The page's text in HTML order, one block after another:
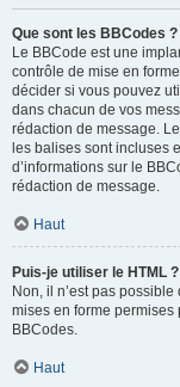
Que sont les BBCodes ?
Le BBCode est une
contrôle de mise en
décider si vous pouvez
dans chacun de vos
rédaction de message.
les balises sont incluses
d’informations sur le
rédaction de message.
Haut
Puis-je utiliser le HTML ?
Non, il n’est pas
mises en forme
BBCodes.
Haut